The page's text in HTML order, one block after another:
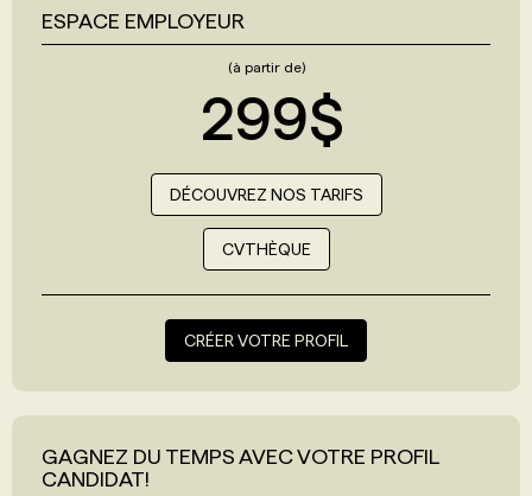
ESPACE EMPLOYEUR
(à partir de)
299$
DÉCOUVREZ NOS TARIFS
CVTHÈQUE
CRÉER VOTRE PROFIL
GAGNEZ DU TEMPS AVEC VOTRE PROFIL
CANDIDAT!